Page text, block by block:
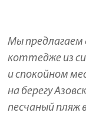
Мы
коттедже из
и спокойном
на берегу
песчаный пляж